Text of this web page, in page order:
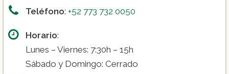
Teléfono: +52 773 732 0050
Horario:
Lunes – Viernes: 7:30h – 15h
Sábado y Domingo: Cerrado